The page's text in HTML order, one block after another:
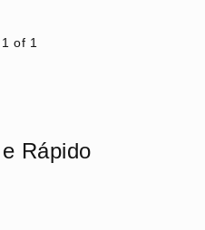
of 1
Rápido